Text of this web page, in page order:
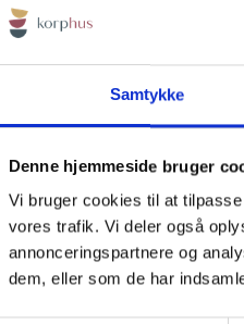
Samtykke
Denne hjemmeside bruger
Vi bruger cookies til at
vores trafik. Vi deler også
annonceringspartnere og
dem, eller som de har
men også at hjælpe dig
er mere robust har mere
Hvis du døjer med
med kvalificeret
Fysioterapi i
Vi er 3 fysioterapeuter i